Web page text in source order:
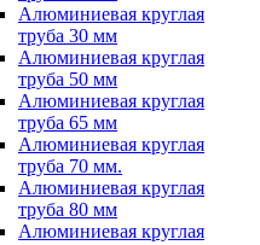
Алюминиевая круглая
труба 30 мм
Алюминиевая круглая
труба 50 мм
Алюминиевая круглая
труба 65 мм
Алюминиевая круглая
труба 70 мм.
Алюминиевая круглая
труба 80 мм
Алюминиевая круглая